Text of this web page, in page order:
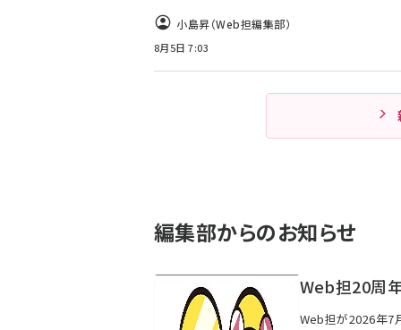
小島昇（Web担編集部）
8月5日 7:03
編集部からのお知らせ
Web担20周
Web担が2026年7